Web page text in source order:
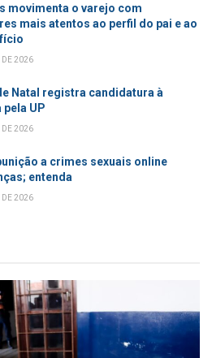
movimenta o varejo com
mais atentos ao perfil do pai e ao
DE 2026
Natal registra candidatura à
UP
DE 2026
a crimes sexuais online
entenda
DE 2026